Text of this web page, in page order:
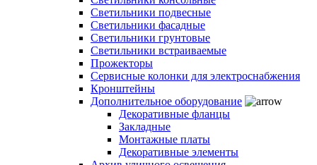
Светильники подвесные
Светильники фасадные
Светильники грунтовые
Светильники встраиваемые
Прожекторы
Сервисные колонки для электроснабжения
Кронштейны
Дополнительное оборудование
Декоративные фланцы
Закладные
Монтажные платы
Декоративные элементы